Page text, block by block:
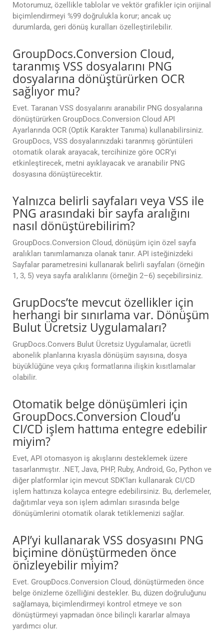
Motorumuz, özellikle tablolar ve vektör grafikler için orijinal
biçimlendirmeyi %99 doğrulukla korur; ancak uç
durumlarda, geri dönüş kuralları özelleştirilebilir.
GroupDocs.Conversion Cloud,
taranmış VSS dosyalarını PNG
dosyalarına dönüştürürken OCR
sağlıyor mu?
Evet. Taranan VSS dosyalarını aranabilir PNG dosyalarına
dönüştürürken GroupDocs.Conversion Cloud API
Ayarlarında OCR (Optik Karakter Tanıma) kullanabilirsiniz.
GroupDocs, VSS dosyalarınızdaki taranmış görüntüleri
otomatik olarak arayacak, tercihinize göre OCR’yi
etkinleştirecek, metni ayıklayacak ve aranabilir PNG
dosyasına dönüştürecektir.
Yalnızca belirli sayfaları veya VSS ile
PNG arasındaki bir sayfa aralığını
nasıl dönüştürebilirim?
GroupDocs.Conversion Cloud, dönüşüm için özel sayfa
aralıkları tanımlamanıza olanak tanır. API isteğinizdeki
Sayfalar parametresini kullanarak belirli sayfaları (örneğin
1, 3, 5) veya sayfa aralıklarını (örneğin 2–6) seçebilirsiniz.
GrupDocs’te mevcut özellikler için
herhangi bir sınırlama var. Dönüşüm
Bulut Ücretsiz Uygulamaları?
GrupDocs.Convers Bulut Ücretsiz Uygulamalar, ücretli
abonelik planlarına kıyasla dönüşüm sayısına, dosya
büyüklüğüne veya çıkış formatlarına ilişkin kısıtlamalar
olabilir.
Otomatik belge dönüşümleri için
GroupDocs.Conversion Cloud’u
CI/CD işlem hattıma entegre edebilir
miyim?
Evet, API otomasyon iş akışlarını desteklemek üzere
tasarlanmıştır. .NET, Java, PHP, Ruby, Android, Go, Python ve
diğer platformlar için mevcut SDK’ları kullanarak CI/CD
işlem hattınıza kolayca entegre edebilirsiniz. Bu, derlemeler,
dağıtımlar veya son işlem adımları sırasında belge
dönüşümlerini otomatik olarak tetiklemenizi sağlar.
API’yi kullanarak VSS dosyasını PNG
biçimine dönüştürmeden önce
önizleyebilir miyim?
Evet. GroupDocs.Conversion Cloud, dönüştürmeden önce
belge önizleme özelliğini destekler. Bu, düzen doğruluğunu
sağlamaya, biçimlendirmeyi kontrol etmeye ve son
dönüştürmeyi yapmadan önce bilinçli kararlar almaya
yardımcı olur.